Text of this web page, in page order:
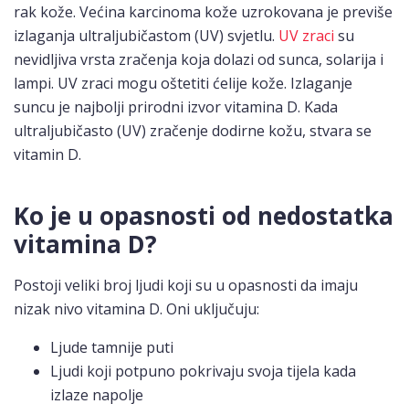
rak kože. Većina karcinoma kože uzrokovana je previše
izlaganja ultraljubičastom (UV) svjetlu. UV zraci su
nevidljiva vrsta zračenja koja dolazi od sunca, solarija i
lampi. UV zraci mogu oštetiti ćelije kože. Izlaganje
suncu je najbolji prirodni izvor vitamina D. Kada
ultraljubičasto (UV) zračenje dodirne kožu, stvara se
vitamin D.
Ko je u opasnosti od nedostatka
vitamina D?
Postoji veliki broj ljudi koji su u opasnosti da imaju
nizak nivo vitamina D. Oni uključuju:
Ljude tamnije puti
Ljudi koji potpuno pokrivaju svoja tijela kada
izlaze napolje